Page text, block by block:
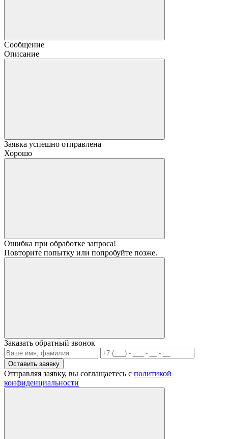
Сообщение
Описание
Заявка успешно отправлена
Хорошо
Ошибка при обработке запроса!
Повторите попытку или попробуйте позже.
Заказать обратный звонок
Отправляя заявку, вы соглащаетесь с политикой
конфиденциальности